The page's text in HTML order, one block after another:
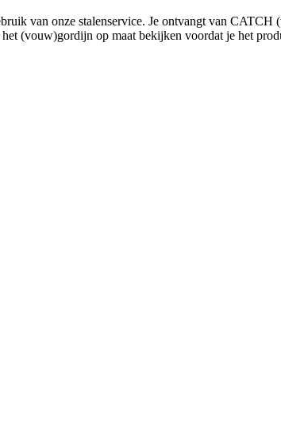
van onze stalenservice. Je ontvangt van CATCH
(vouw)gordijn op maat bekijken voordat je het